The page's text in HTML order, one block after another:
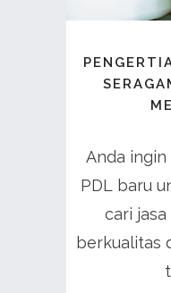
Anda
PDL baru
cari
berkualitas